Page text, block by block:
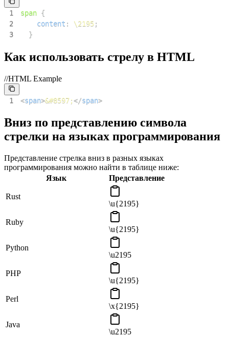
1 span {
2
content : \2195;
3
}
Как использовать стрелу в HTML
//HTML Example
1 <span>&#8597;</span>
Вниз по представлению символа
стрелки на языках программирования
Представление стрелка вниз в разных языках
программирования можно найти в таблице ниже:
Язык
Представление
Rust
\u{2195}
Ruby
\u{2195}
Python
\u2195
PHP
\u{2195}
Perl
\x{2195}
Java
\u2195